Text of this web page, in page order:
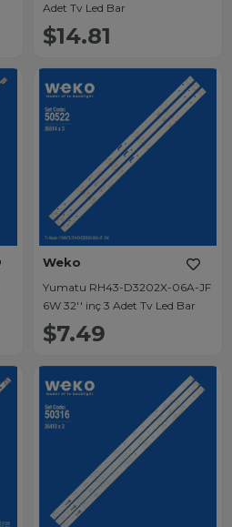
Adet Tv Led Bar
$14.81
Weko
Yumatu RH43-D3202X-06A-JF
6W 32'' inç 3 Adet Tv Led Bar
$7.49